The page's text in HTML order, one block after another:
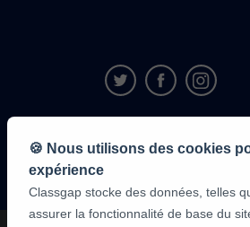
9,6/10
avis
🍪 Nous utilisons des cookies
expérience
Classgap stocke des données, telles
assurer la fonctionnalité de base du